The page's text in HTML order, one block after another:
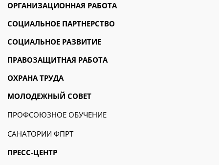
ОРГАНИЗАЦИОННАЯ РАБОТА
СОЦИАЛЬНОЕ ПАРТНЕРСТВО
СОЦИАЛЬНОЕ РАЗВИТИЕ
ПРАВОЗАЩИТНАЯ РАБОТА
ОХРАНА ТРУДА
МОЛОДЕЖНЫЙ СОВЕТ
ПРОФСОЮЗНОЕ ОБУЧЕНИЕ
САНАТОРИИ ФПРТ
ПРЕСС-ЦЕНТР